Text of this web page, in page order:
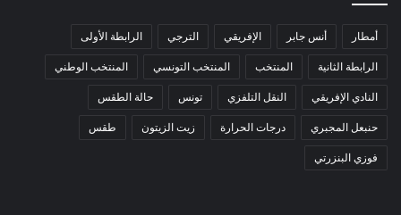
أمطار أنس جابر الإفريقي الترجي الرابطة الأولى
الرابطة الثانية المنتخب المنتخب التونسي المنتخب الوطني
النادي الإفريقي النقل التلفزي تونس حالة الطقس
حنبعل المجبري درجات الحرارة زيت الزيتون طقس
فوزي البنزرتي